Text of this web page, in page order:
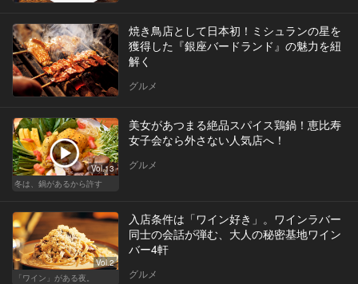
焼き鳥店として日本初！ミシュランの星を
獲得した『銀座バードランド』の魅力を紐
解く
グルメ
Vol.13
冬は、鍋があるから許す
美女があつまる絶品スパイス鶏鍋！恵比寿
女子会なら外さない人気店へ！
グルメ
Vol.2
「ワイン」がある夜。
入店条件は「ワイン好き」。ワインラバー
同士の会話が弾む、大人の秘密基地ワイン
バー4軒
グルメ